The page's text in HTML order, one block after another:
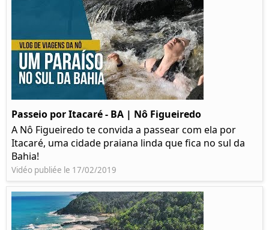
Passeio por Itacaré - BA | Nô Figueiredo
A Nô Figueiredo te convida a passear com ela por
Itacaré, uma cidade praiana linda que fica no sul da
Bahia!
Vidéo publiée le 17/02/2019